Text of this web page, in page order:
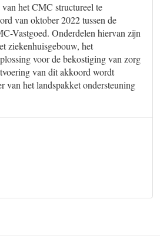
het CMC structureel te
van oktober 2022 tussen de
Vastgoed. Onderdelen hiervan zijn
ziekenhuisgebouw, het
voor de bekostiging van zorg
van dit akkoord wordt
van het landspakket ondersteuning